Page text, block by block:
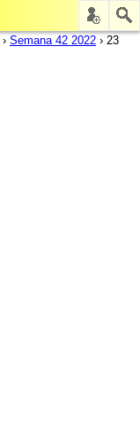
› Semana 42 2022 › 23